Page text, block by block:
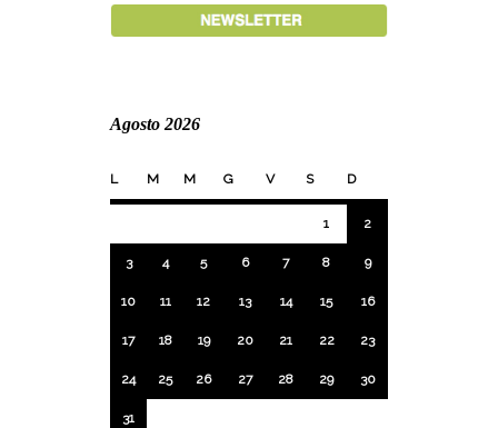
Agosto 2026
L M M G V S D
1 2
3 4 5 6 7 8 9
10 11 12 13 14 15 16
17 18 19 20 21 22 23
24 25 26 27 28 29 30
31